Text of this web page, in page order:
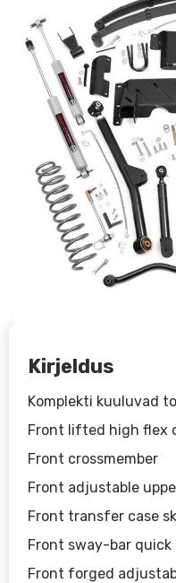
Kirjeldus
Komplekti kuuluvad
Front lifted high flex
Front crossmember
Front adjustable
Front transfer case
Front sway-bar
Front forged